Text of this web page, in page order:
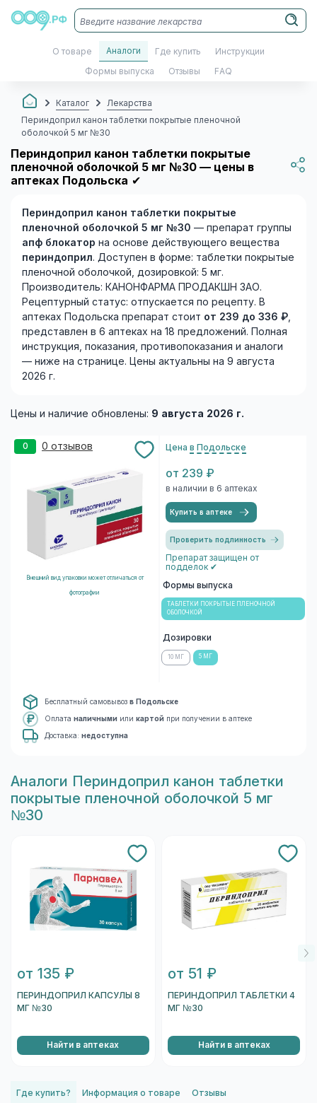
О товаре Аналоги Где купить Инструкции
Формы выпуска Отзывы FAQ
Каталог
Лекарства
Периндоприл канон таблетки покрытые пленочной
оболочкой 5 мг №30
Периндоприл канон таблетки покрытые
пленочной оболочкой 5 мг №30 — цены в
аптеках Подольска ✔
Периндоприл канон таблетки покрытые
пленочной оболочкой 5 мг №30 — препарат группы
апф блокатор на основе действующего вещества
периндоприл. Доступен в форме: таблетки покрытые
пленочной оболочкой, дозировкой: 5 мг.
Производитель: КАНОНФАРМА ПРОДАКШН ЗАО.
Рецептурный статус: отпускается по рецепту. В
аптеках Подольска препарат стоит от 239 до 336 ₽,
представлен в 6 аптеках на 18 предложений. Полная
инструкция, показания, противопоказания и аналоги
— ниже на странице. Цены актуальны на 9 августа
2026 г.
Цены и наличие обновлены: 9 августа 2026 г.
0 0 отзывов
Внешний вид упаковки может отличаться от
фотографии
Цена в Подольске
от 239 ₽
в наличии в 6 аптеках
Купить в аптеке
Проверить подлинность
Препарат защищен от
подделок ✔
Формы выпуска
ТАБЛЕТКИ ПОКРЫТЫЕ ПЛЕНОЧНОЙ
ОБОЛОЧКОЙ
Дозировки
10 МГ 5 МГ
Бесплатный самовывоз в Подольске
Оплата наличными или картой при получении в аптеке
Доставка: недоступна
Aналоги Периндоприл канон таблетки
покрытые пленочной оболочкой 5 мг
№30
от 135 ₽
ПЕРИНДОПРИЛ КАПСУЛЫ 8
МГ №30
Найти в аптеках
от 51 ₽
ПЕРИНДОПРИЛ ТАБЛЕТКИ 4
МГ №30
Найти в аптеках
Где купить? Информация о товаре Отзывы